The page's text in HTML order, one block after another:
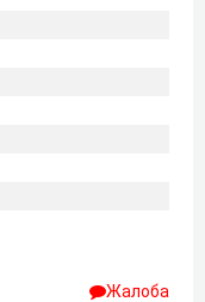
Жалоба